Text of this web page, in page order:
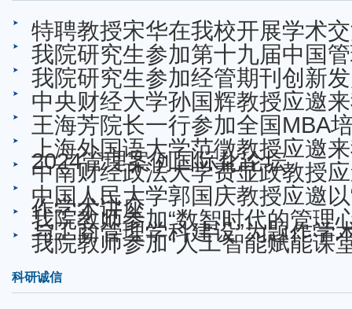
特聘教授宋华在我校开展学术
我院研究生参加第十九届中国
我院研究生参加经管期刊创新
中央财经大学孙国辉教授应邀
王海芳院长一行参加全国MBA
2024管理案例国际化论坛
上海外国语大学范徵教授应邀
中南财经政法大学费显政教授
作学术讲座
中国人民大学郭国庆教授应邀
与工商管理学科建设”为题作学
我院教师参加“数智时代的管理
我院教师参加“人工智能赋能课
科研诚信